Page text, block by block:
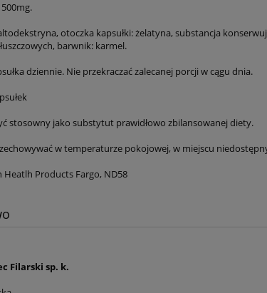
otoczka kapsułki: żelatyna, substancja
barwnik: karmel.
dziennie. Nie przekraczać zalecanej porcji w cągu dnia.
stosowny jako substytut prawidłowo zbilansowanej diety.
w temperaturze pokojowej, w miejscu
Heatlh Products Fargo, ND58
Filarski sp. k.